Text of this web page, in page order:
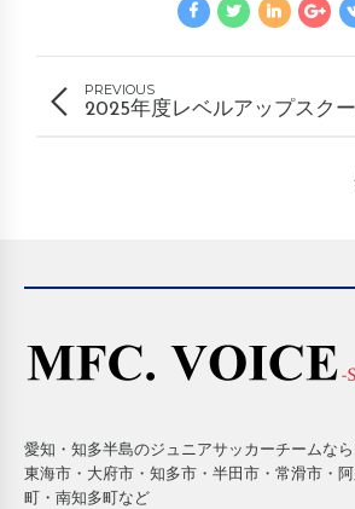
PREVIOUS
2025年度レベルアップスク
愛知・知多半島のジュニアサッカーチームな
東海市・大府市・知多市・半田市・常滑市・
町・南知多町など